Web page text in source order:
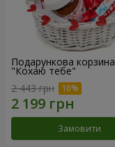
Подарункова корзина
"Кохаю тебе"
2 443 грн
Замовити